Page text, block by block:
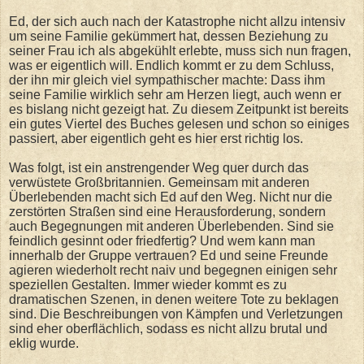
Ed, der sich auch nach der Katastrophe nicht allzu intensiv
um seine Familie gekümmert hat, dessen Beziehung zu
seiner Frau ich als abgekühlt erlebte, muss sich nun fragen,
was er eigentlich will. Endlich kommt er zu dem Schluss,
der ihn mir gleich viel sympathischer machte: Dass ihm
seine Familie wirklich sehr am Herzen liegt, auch wenn er
es bislang nicht gezeigt hat. Zu diesem Zeitpunkt ist bereits
ein gutes Viertel des Buches gelesen und schon so einiges
passiert, aber eigentlich geht es hier erst richtig los.
Was folgt, ist ein anstrengender Weg quer durch das
verwüstete Großbritannien. Gemeinsam mit anderen
Überlebenden macht sich Ed auf den Weg. Nicht nur die
zerstörten Straßen sind eine Herausforderung, sondern
auch Begegnungen mit anderen Überlebenden. Sind sie
feindlich gesinnt oder friedfertig? Und wem kann man
innerhalb der Gruppe vertrauen? Ed und seine Freunde
agieren wiederholt recht naiv und begegnen einigen sehr
speziellen Gestalten. Immer wieder kommt es zu
dramatischen Szenen, in denen weitere Tote zu beklagen
sind. Die Beschreibungen von Kämpfen und Verletzungen
sind eher oberflächlich, sodass es nicht allzu brutal und
eklig wurde.